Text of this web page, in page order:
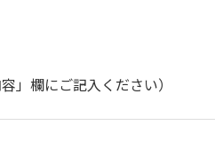
」欄にご記入ください）